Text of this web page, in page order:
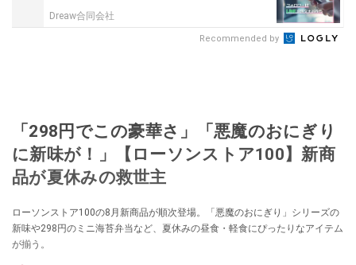
Dreaw合同会社
Recommended by
「298円でこの豪華さ」「悪魔のおにぎり
に新味が！」【ローソンストア100】新商
品が夏休みの救世主
ローソンストア100の8月新商品が順次登場。「悪魔のおにぎり」シリーズの
新味や298円のミニ海苔弁当など、夏休みの昼食・軽食にぴったりなアイテム
が揃う。